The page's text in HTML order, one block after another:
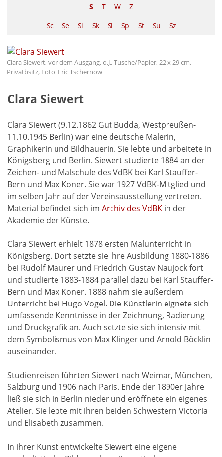
S
T W
Z
Sc
Se Si Sk Sl Sp St Su Sz
Clara Siewert, vor dem Ausgang, o.J., Tusche/Papier, 22 x 29 cm,
Privatbsitz, Foto: Eric Tschernow
Clara Siewert
Clara Siewert (9.12.1862 Gut Budda, Westpreußen-
11.10.1945 Berlin) war eine deutsche Malerin,
Graphikerin und Bildhauerin. Sie lebte und arbeitete in
Königsberg und Berlin. Siewert studierte 1884 an der
Zeichen- und Malschule des VdBK bei Karl Stauffer-
Bern und Max Koner. Sie war 1927 VdBK-Mitglied und
im selben Jahr auf der Vereinsausstellung vertreten.
Material befindet sich im Archiv des VdBK in der
Akademie der Künste.
Clara Siewert erhielt 1878 ersten Malunterricht in
Königsberg. Dort setzte sie ihre Ausbildung 1880-1886
bei Rudolf Maurer und Friedrich Gustav Naujock fort
und studierte 1883-1884 parallel dazu bei Karl Stauffer-
Bern und Max Koner. 1888 nahm sie außerdem
Unterricht bei Hugo Vogel. Die Künstlerin eignete sich
umfassende Kenntnisse in der Zeichnung, Radierung
und Druckgrafik an. Auch setzte sie sich intensiv mit
dem Symbolismus von Max Klinger und Arnold Böcklin
auseinander.
Studienreisen führten Siewert nach Weimar, München,
Salzburg und 1906 nach Paris. Ende der 1890er Jahre
ließ sie sich in Berlin nieder und eröffnete ein eigenes
Atelier. Sie lebte mit ihren beiden Schwestern Victoria
und Elisabeth zusammen.
In ihrer Kunst entwickelte Siewert eine eigene